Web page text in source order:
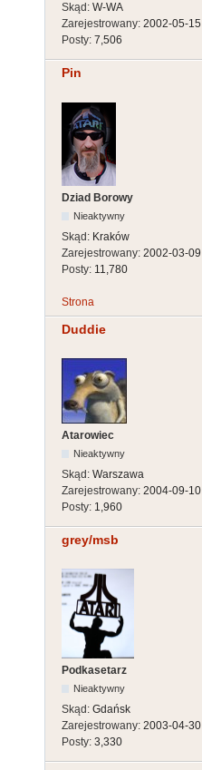
Skąd: W-WA
Zarejestrowany: 2002-05-15
Posty: 7,506
Pin
Dziad Borowy
Nieaktywny
Skąd: Kraków
Zarejestrowany: 2002-03-09
Posty: 11,780
Strona
Duddie
Atarowiec
Nieaktywny
Skąd: Warszawa
Zarejestrowany: 2004-09-10
Posty: 1,960
grey/msb
Podkasetarz
Nieaktywny
Skąd: Gdańsk
Zarejestrowany: 2003-04-30
Posty: 3,330